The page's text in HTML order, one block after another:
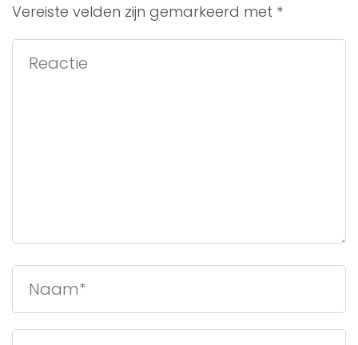
Vereiste velden zijn gemarkeerd met *